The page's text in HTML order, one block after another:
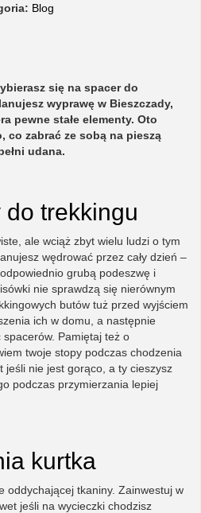
Blog
się na spacer do
wyprawę w Bieszczady,
pewne stałe elementy. Oto
co zabrać ze sobą na pieszą
udana.
trekkingu
ale wciąż zbyt wielu ludzi o tym
wędrować przez cały dzień –
grubą podeszwę i
nie sprawdzą się nierównym
butów tuż przed wyjściem
ich w domu, a następnie
spacerów. Pamiętaj też o
twoje stopy podczas chodzenia
jeśli nie jest gorąco, a ty cieszysz
podczas przymierzania lepiej
kurtka
oddychającej tkaniny. Zainwestuj w
jeśli na wycieczki chodzisz